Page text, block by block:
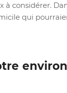
à considérer.
qui